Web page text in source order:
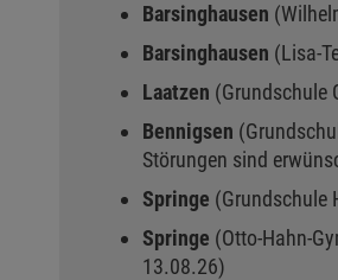
Barsinghausen
Barsinghausen (Lisa-
Laatzen (Grundschule
Bennigsen
Störungen sind
Springe (Grundschule
Springe (Otto-Hahn-
13.08.26)